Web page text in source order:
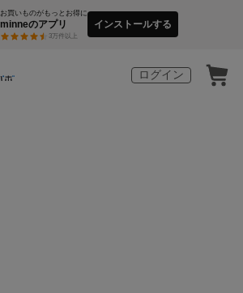
お買いものがもっとお得に
minneのアプリ
3万件以上
インストールする
ログイン